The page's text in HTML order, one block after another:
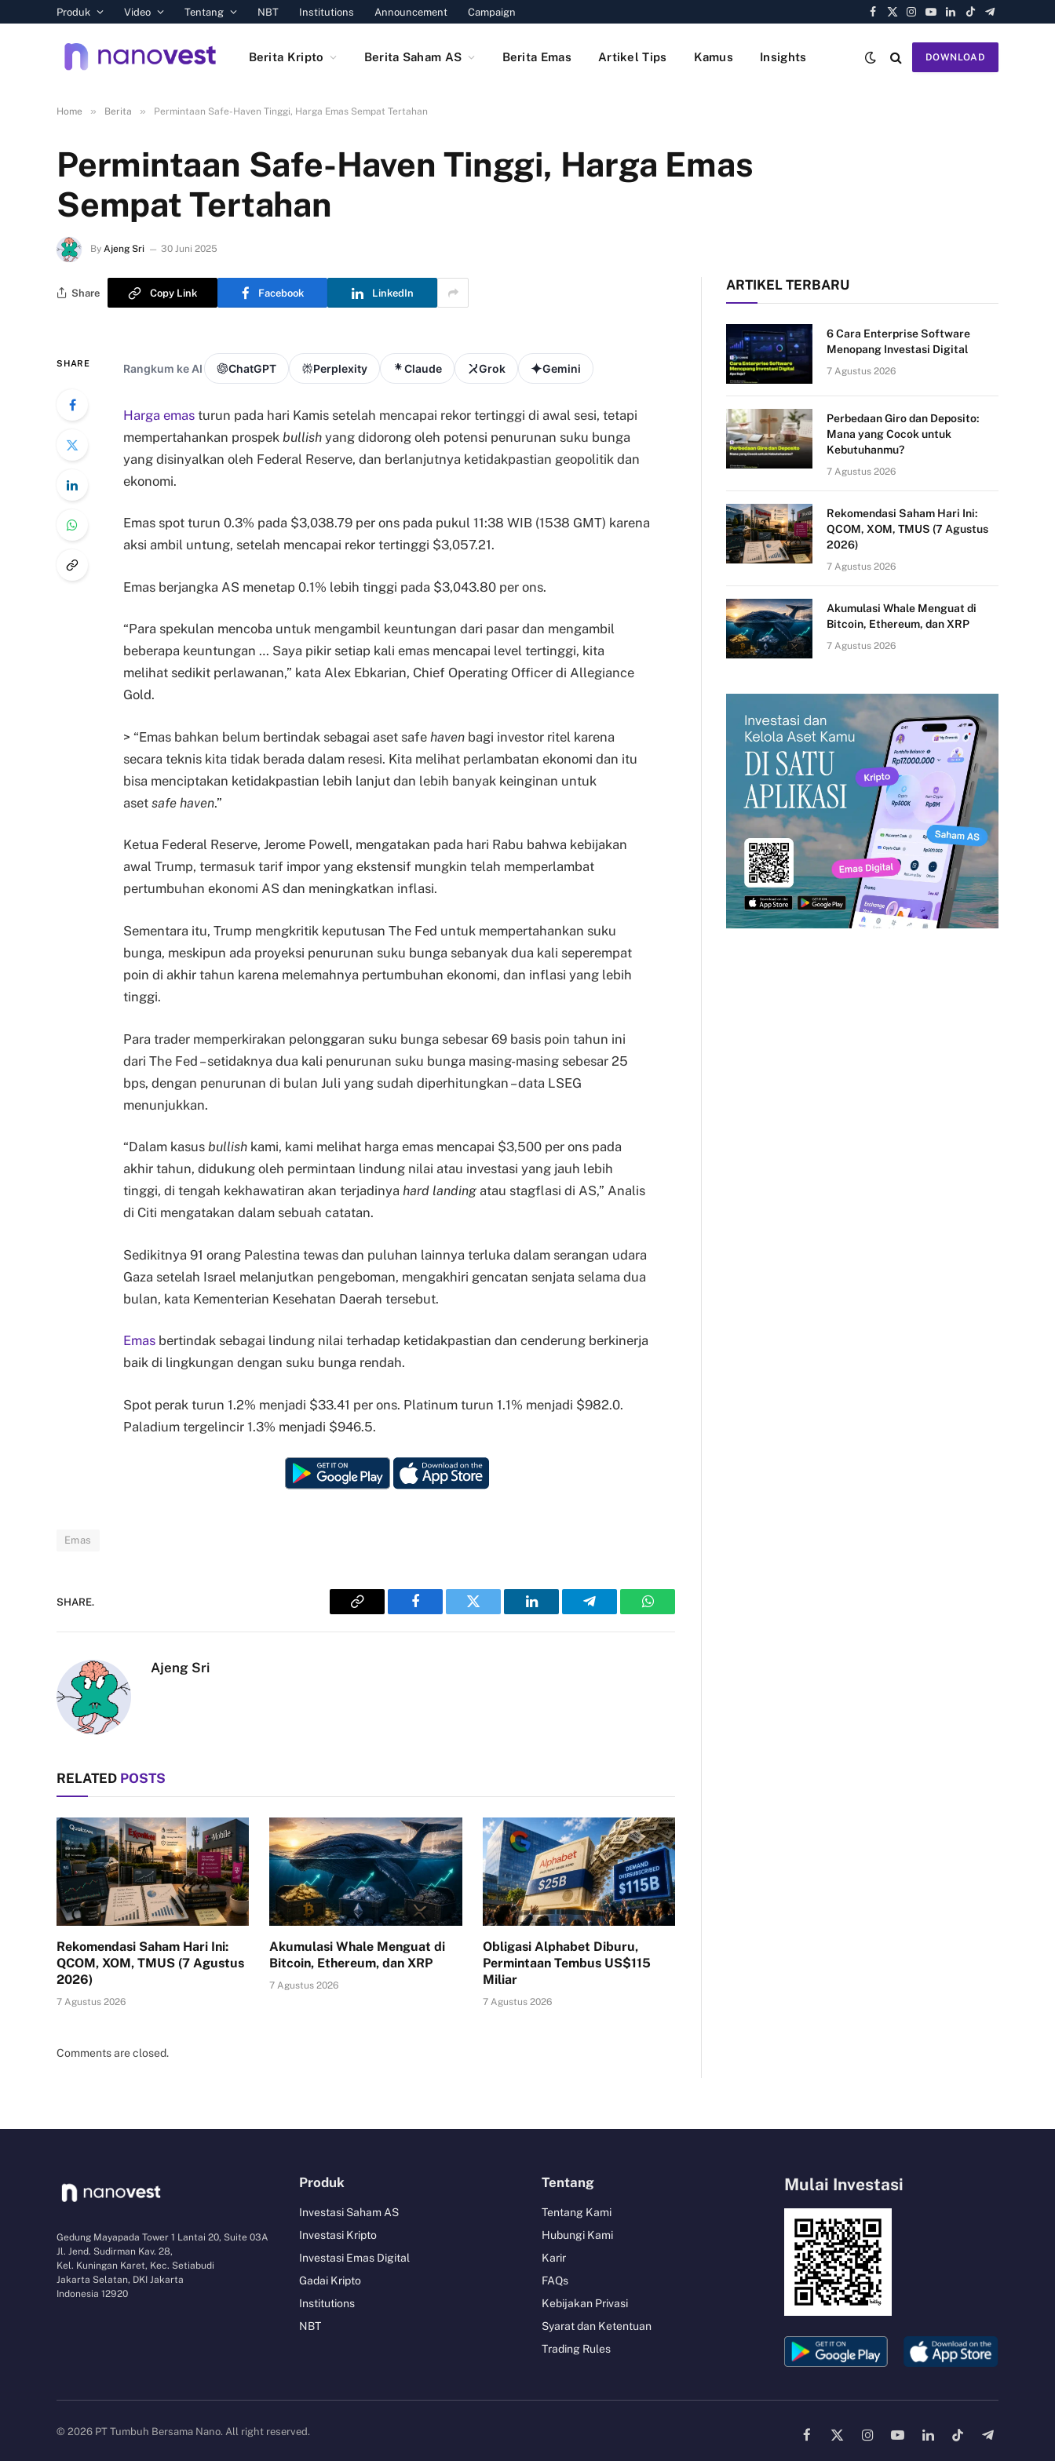
Produk Video Tentang NBT Institutions Announcement Campaign
Facebook
X
Instagram
YouTube
LinkedIn
TikTokTelegram
Berita Kripto Berita Saham AS Berita Emas Artikel Tips Kamus Insights DOWNLOAD
Home » Berita » Permintaan Safe-Haven Tinggi, Harga Emas Sempat Tertahan
Permintaan Safe-Haven Tinggi, Harga Emas
Sempat Tertahan
By Ajeng Sri 30 Juni 2025
Share Copy Link Facebook LinkedIn
SHARE Rangkum ke AI ChatGPT Perplexity Claude Grok Gemini
Harga emas turun pada hari Kamis setelah mencapai rekor tertinggi di awal sesi, tetapi
mempertahankan prospek bullish yang didorong oleh potensi penurunan suku bunga
yang disinyalkan oleh Federal Reserve, dan berlanjutnya ketidakpastian geopolitik dan
ekonomi.
Emas spot turun 0.3% pada $3,038.79 per ons pada pukul 11:38 WIB (1538 GMT) karena
aksi ambil untung, setelah mencapai rekor tertinggi $3,057.21.
Emas berjangka AS menetap 0.1% lebih tinggi pada $3,043.80 per ons.
“Para spekulan mencoba untuk mengambil keuntungan dari pasar dan mengambil
beberapa keuntungan … Saya pikir setiap kali emas mencapai level tertinggi, kita
melihat sedikit perlawanan,” kata Alex Ebkarian, Chief Operating Officer di Allegiance
Gold.
> “Emas bahkan belum bertindak sebagai aset safe haven bagi investor ritel karena
secara teknis kita tidak berada dalam resesi. Kita melihat perlambatan ekonomi dan itu
bisa menciptakan ketidakpastian lebih lanjut dan lebih banyak keinginan untuk
aset safe haven.”
Ketua Federal Reserve, Jerome Powell, mengatakan pada hari Rabu bahwa kebijakan
awal Trump, termasuk tarif impor yang ekstensif mungkin telah memperlambat
pertumbuhan ekonomi AS dan meningkatkan inflasi.
Sementara itu, Trump mengkritik keputusan The Fed untuk mempertahankan suku
bunga, meskipun ada proyeksi penurunan suku bunga sebanyak dua kali seperempat
poin di akhir tahun karena melemahnya pertumbuhan ekonomi, dan inflasi yang lebih
tinggi.
Para trader memperkirakan pelonggaran suku bunga sebesar 69 basis poin tahun ini
dari The Fed – setidaknya dua kali penurunan suku bunga masing-masing sebesar 25
bps, dengan penurunan di bulan Juli yang sudah diperhitungkan – data LSEG
menunjukkan.
“Dalam kasus bullish kami, kami melihat harga emas mencapai $3,500 per ons pada
akhir tahun, didukung oleh permintaan lindung nilai atau investasi yang jauh lebih
tinggi, di tengah kekhawatiran akan terjadinya hard landing atau stagflasi di AS,” Analis
di Citi mengatakan dalam sebuah catatan.
Sedikitnya 91 orang Palestina tewas dan puluhan lainnya terluka dalam serangan udara
Gaza setelah Israel melanjutkan pengeboman, mengakhiri gencatan senjata selama dua
bulan, kata Kementerian Kesehatan Daerah tersebut.
Emas bertindak sebagai lindung nilai terhadap ketidakpastian dan cenderung berkinerja
baik di lingkungan dengan suku bunga rendah.
Spot perak turun 1.2% menjadi $33.41 per ons. Platinum turun 1.1% menjadi $982.0.
Paladium tergelincir 1.3% menjadi $946.5.
Emas
SHARE.
Copy
Facebook Twitter LinkedIn Telegram WhatsApp
Ajeng Sri
RELATED POSTS
Rekomendasi Saham Hari Ini:
QCOM, XOM, TMUS (7 Agustus
2026)
7 Agustus 2026
Akumulasi Whale Menguat di
Bitcoin, Ethereum, dan XRP
7 Agustus 2026
Obligasi Alphabet Diburu,
Permintaan Tembus US$115
Miliar
7 Agustus 2026
Comments are closed.
ARTIKEL TERBARU
6 Cara Enterprise Software
Menopang Investasi Digital
7 Agustus 2026
Perbedaan Giro dan Deposito:
Mana yang Cocok untuk
Kebutuhanmu?
7 Agustus 2026
Rekomendasi Saham Hari Ini:
QCOM, XOM, TMUS (7 Agustus
2026)
7 Agustus 2026
Akumulasi Whale Menguat di
Bitcoin, Ethereum, dan XRP
7 Agustus 2026
Gedung Mayapada Tower 1 Lantai 20, Suite 03A
Jl. Jend. Sudirman Kav. 28,
Kel. Kuningan Karet, Kec. Setiabudi
Jakarta Selatan, DKI Jakarta
Indonesia 12920
Produk
Investasi Saham AS
Investasi Kripto
Investasi Emas Digital
Gadai Kripto
Institutions
NBT
Tentang
Tentang Kami
Hubungi Kami
Karir
FAQs
Kebijakan Privasi
Syarat dan Ketentuan
Trading Rules
Mulai Investasi
© 2026 PT Tumbuh Bersama Nano. All right reserved.
Facebook
X
InstagramYouTubeLinkedInTikTokTelegram